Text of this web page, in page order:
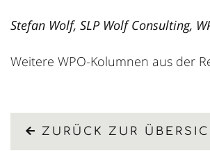
Stefan Wolf, SLP Wolf Consulting,
Weitere WPO-Kolumnen aus der
ZURÜCK ZUR